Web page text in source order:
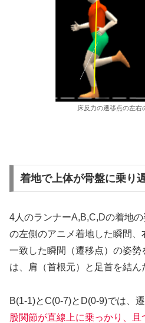
床反力の遷移点の左右
着地で上体が骨盤に乗り
4人のランナーA,B,C,Dの着地
の左側のアニメ着地した瞬間
一致した瞬間（遷移点）の姿
は、肩（首根元）と足首を結ん
B(1-1)とC(0-7)とD(0-9)では、
股関節が直線上に乗っかり、